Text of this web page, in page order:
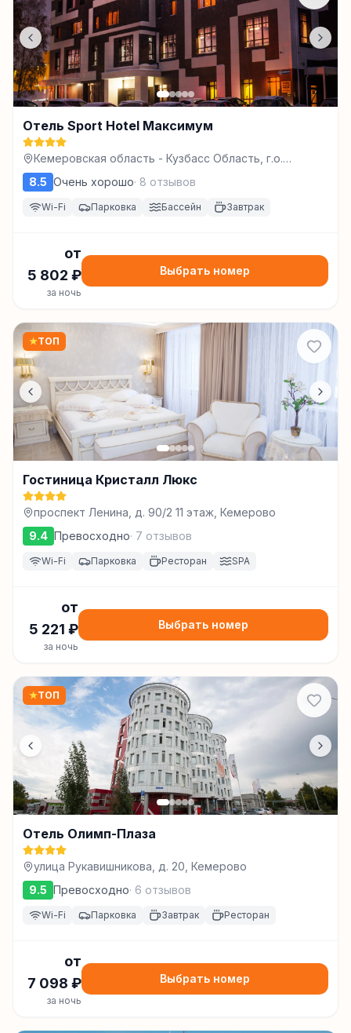
Отель Sport Hotel Максимум
Кемеровская область - Кузбасс Область, г.о.
Кемеровский, г Кемерово, ул Карболитовская, зд.
18/1, Кемерово
8.5 Очень хорошо· 8 отзывов
Wi-Fi Парковка Бассейн Завтрак
от
5 802 ₽
за ночь
Выбрать номер
★ТОП
Гостиница Кристалл Люкс
проспект Ленина, д. 90/2 11 этаж, Кемерово
9.4 Превосходно· 7 отзывов
Wi-Fi Парковка Ресторан SPA
от
5 221 ₽
за ночь
Выбрать номер
★ТОП
Отель Олимп-Плаза
улица Рукавишникова, д. 20, Кемерово
9.5 Превосходно· 6 отзывов
Wi-Fi Парковка Завтрак Ресторан
от
7 098 ₽
за ночь
Выбрать номер